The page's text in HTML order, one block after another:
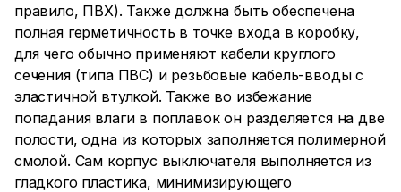
правило, ПВХ). Также должна быть обеспечена
полная герметичность в точке входа в коробку,
для чего обычно применяют кабели круглого
сечения (типа ПВС) и резьбовые кабель-вводы с
эластичной втулкой. Также во избежание
попадания влаги в поплавок он разделяется на две
полости, одна из которых заполняется полимерной
смолой. Сам корпус выключателя выполняется из
гладкого пластика, минимизирующего